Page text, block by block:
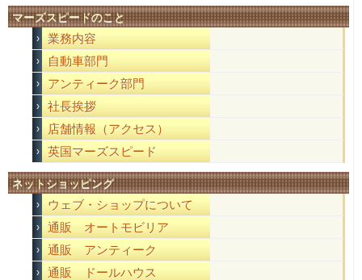
マーズスピードのこと
業務内容
自動車部門
アンティーク部門
社長挨拶
店舗情報（アクセス）
英国マーズスピード
ネットショッピング
ウェブ・ショップについて
通販 オートモビリア
通販 アンティーク
通販 ドールハウス